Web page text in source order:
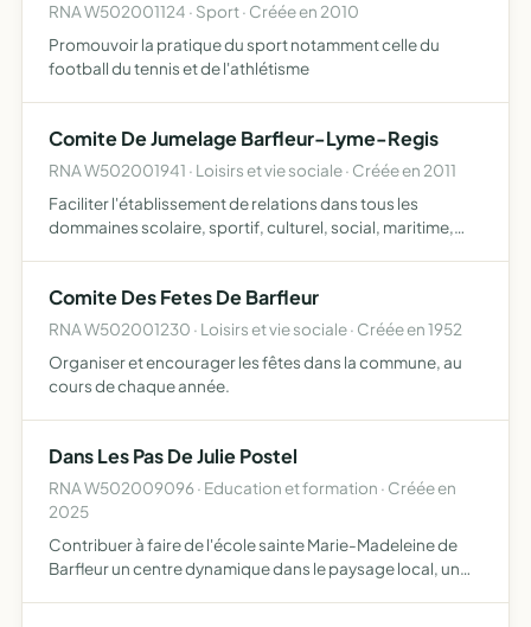
RNA W502001124 · Sport · Créée en 2010
Promouvoir la pratique du sport notamment celle du
football du tennis et de l'athlétisme
Comite De Jumelage Barfleur-Lyme-Regis
RNA W502001941 · Loisirs et vie sociale · Créée en 2011
Faciliter l'établissement de relations dans tous les
dommaines scolaire, sportif, culturel, social, maritime,
Comite Des Fetes De Barfleur
RNA W502001230 · Loisirs et vie sociale · Créée en 1952
Organiser et encourager les fêtes dans la commune, au
cours de chaque année.
Dans Les Pas De Julie Postel
RNA W502009096 · Education et formation · Créée en
2025
Contribuer à faire de l'école sainte Marie-Madeleine de
Barfleur un centre dynamique dans le paysage local, un